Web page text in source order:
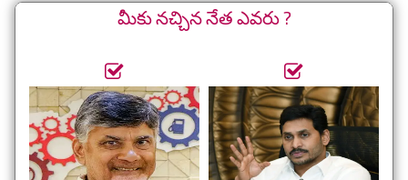
మీకు నచ్చిన నేత ఎవరు ?